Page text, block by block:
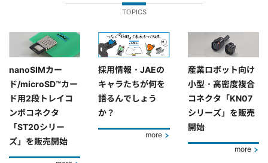
TOPICS
nanoSIMカー
ド/microSD™カー
ド用2段トレイコ
ンボコネクタ
「ST20シリー
ズ」を販売開始
採用情報・JAEの
キャラたちが何を
語るんでしょう
か？
more
産業ロボット向け
小型・高密度複合
コネクタ「KN07
シリーズ」を販売
開始
more